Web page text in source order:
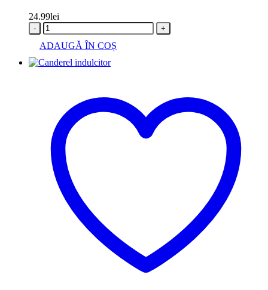
24.99lei
- +
ADAUGĂ ÎN COȘ